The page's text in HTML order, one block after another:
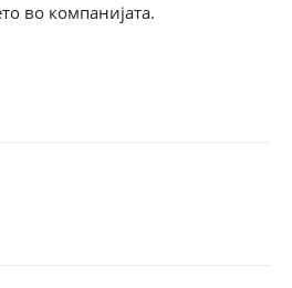
во компанијата.